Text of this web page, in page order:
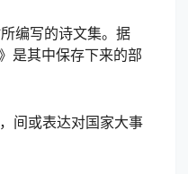
编写的诗文集。据
是其中保存下来的部
间或表达对国家大事